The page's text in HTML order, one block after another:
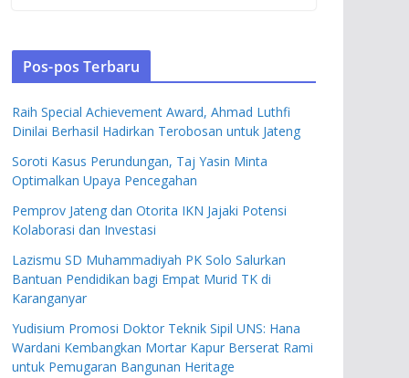
Pos-pos Terbaru
Raih Special Achievement Award, Ahmad Luthfi
Dinilai Berhasil Hadirkan Terobosan untuk Jateng
Soroti Kasus Perundungan, Taj Yasin Minta
Optimalkan Upaya Pencegahan
Pemprov Jateng dan Otorita IKN Jajaki Potensi
Kolaborasi dan Investasi
Lazismu SD Muhammadiyah PK Solo Salurkan
Bantuan Pendidikan bagi Empat Murid TK di
Karanganyar
Yudisium Promosi Doktor Teknik Sipil UNS: Hana
Wardani Kembangkan Mortar Kapur Berserat Rami
untuk Pemugaran Bangunan Heritage